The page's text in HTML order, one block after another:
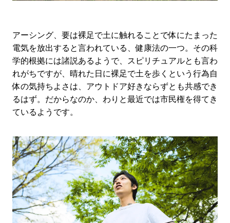
アーシング、要は裸足で土に触れることで体にたまった
電気を放出すると言われている、健康法の一つ。その科
学的根拠には諸説あるようで、スピリチュアルとも言わ
れがちですが、晴れた日に裸足で土を歩くという行為自
体の気持ちよさは、アウトドア好きならずとも共感でき
るはず。だからなのか、わりと最近では市民権を得てき
ているようです。